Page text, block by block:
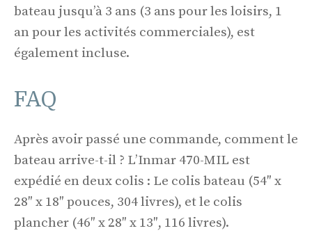
bateau jusqu’à 3 ans (3 ans pour les loisirs, 1
an pour les activités commerciales), est
également incluse.
FAQ
Après avoir passé une commande, comment le
bateau arrive-t-il ? L’Inmar 470-MIL est
expédié en deux colis : Le colis bateau (54″ x
28″ x 18″ pouces, 304 livres), et le colis
plancher (46″ x 28″ x 13″, 116 livres).